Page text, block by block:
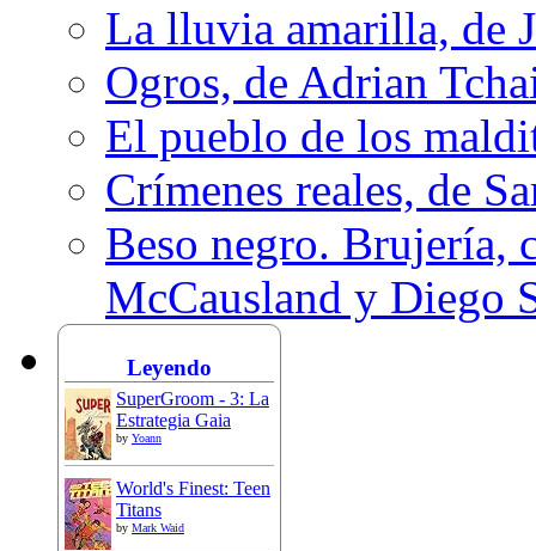
La lluvia amarilla, de
Ogros, de Adrian
El pueblo de los
Crímenes reales, de
Beso negro. Brujería,
McCausland y Diego
Leyendo
SuperGroom - 3: La
Estrategia Gaia
by Yoann
World's Finest: Teen
Titans
by Mark Waid